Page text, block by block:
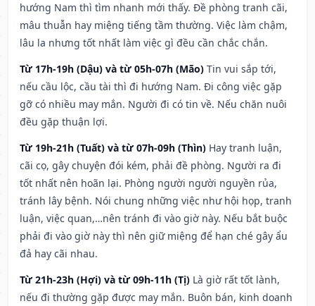
hướng Nam thì tìm nhanh mới thấy. Đề phòng tranh cãi,
mâu thuẫn hay miệng tiếng tầm thường. Việc làm chậm,
lâu la nhưng tốt nhất làm việc gì đều cần chắc chắn.
Từ 17h-19h (Dậu) và từ 05h-07h (Mão) Tin vui sắp tới,
nếu cầu lộc, cầu tài thì đi hướng Nam. Đi công việc gặp
gỡ có nhiều may mắn. Người đi có tin về. Nếu chăn nuôi
đều gặp thuận lợi.
Từ 19h-21h (Tuất) và từ 07h-09h (Thìn) Hay tranh luận,
cãi cọ, gây chuyện đói kém, phải đề phòng. Người ra đi
tốt nhất nên hoãn lại. Phòng người người nguyền rủa,
tránh lây bệnh. Nói chung những việc như hội họp, tranh
luận, việc quan,…nên tránh đi vào giờ này. Nếu bắt buộc
phải đi vào giờ này thì nên giữ miệng để hạn ché gây ẩu
đả hay cãi nhau.
Từ 21h-23h (Hợi) và từ 09h-11h (Tị) Là giờ rất tốt lành,
nếu đi thường gặp được may mắn. Buôn bán, kinh doanh